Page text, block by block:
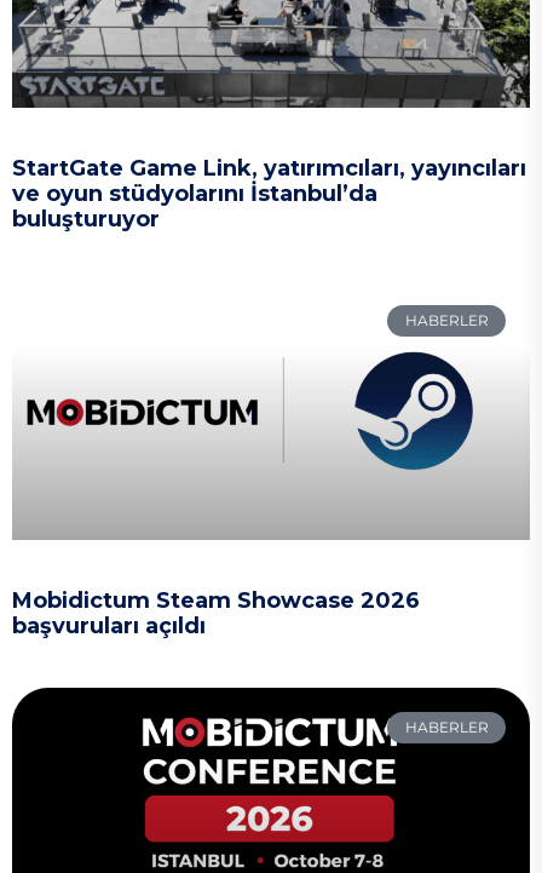
StartGate Game Link, yatırımcıları, yayıncıları
ve oyun stüdyolarını İstanbul’da
buluşturuyor
HABERLER
Mobidictum Steam Showcase 2026
başvuruları açıldı
HABERLER